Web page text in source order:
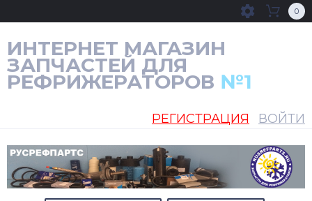
ИНТЕРНЕТ МАГАЗИН
ЗАПЧАСТЕЙ ДЛЯ
РЕФРИЖЕРАТОРОВ №1
0
РЕГИСТРАЦИЯ ВОЙТИ